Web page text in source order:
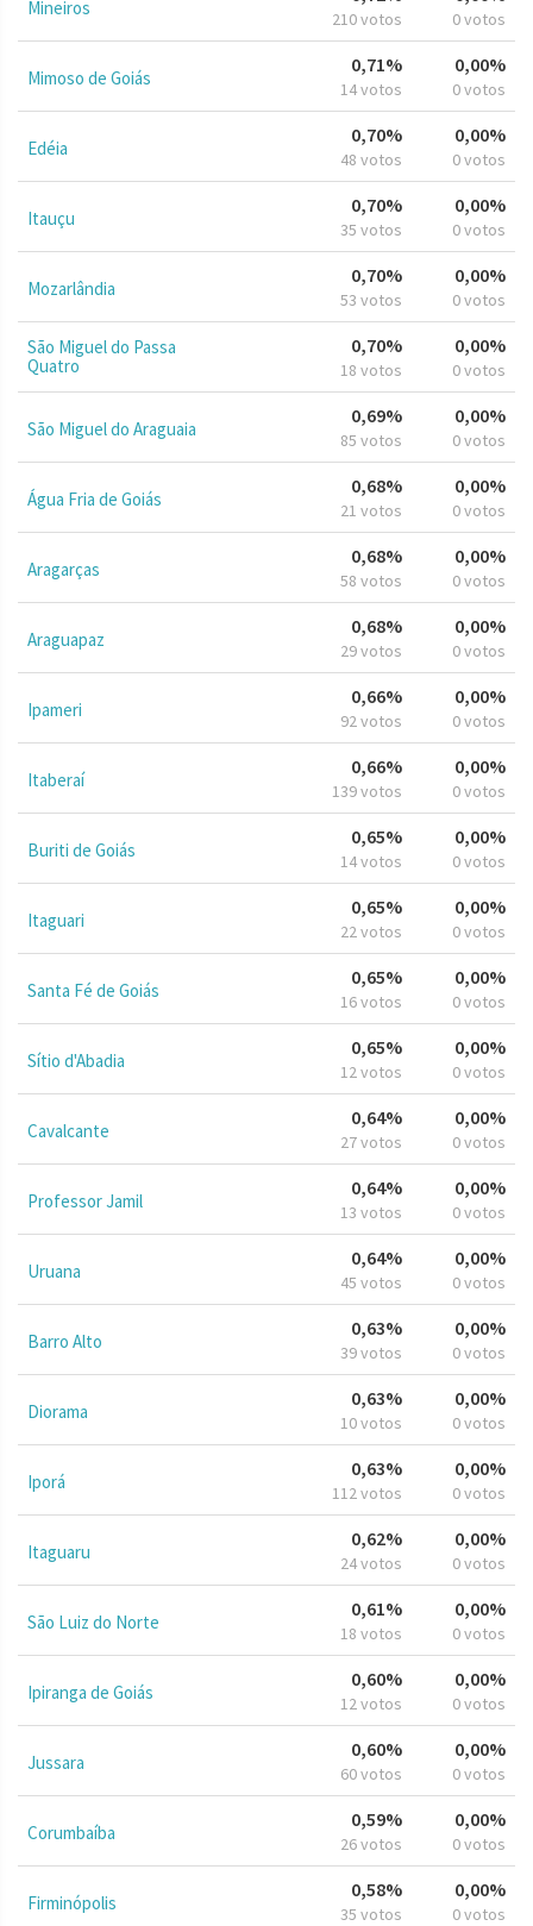
Mineiros 210 votos 0 votos
Mimoso de Goiás
0,71%
14 votos
0,00%
0 votos
Edéia
0,70%
48 votos
0,00%
0 votos
Itauçu
0,70%
35 votos
0,00%
0 votos
Mozarlândia
0,70%
53 votos
0,00%
0 votos
São Miguel do Passa
Quatro
0,70%
18 votos
0,00%
0 votos
São Miguel do Araguaia
0,69%
85 votos
0,00%
0 votos
Água Fria de Goiás
0,68%
21 votos
0,00%
0 votos
Aragarças
0,68%
58 votos
0,00%
0 votos
Araguapaz
0,68%
29 votos
0,00%
0 votos
Ipameri
0,66%
92 votos
0,00%
0 votos
Itaberaí
0,66%
139 votos
0,00%
0 votos
Buriti de Goiás
0,65%
14 votos
0,00%
0 votos
Itaguari
0,65%
22 votos
0,00%
0 votos
Santa Fé de Goiás
0,65%
16 votos
0,00%
0 votos
Sítio d'Abadia
0,65%
12 votos
0,00%
0 votos
Cavalcante
0,64%
27 votos
0,00%
0 votos
Professor Jamil
0,64%
13 votos
0,00%
0 votos
Uruana
0,64%
45 votos
0,00%
0 votos
Barro Alto
0,63%
39 votos
0,00%
0 votos
Diorama
0,63%
10 votos
0,00%
0 votos
Iporá
0,63%
112 votos
0,00%
0 votos
Itaguaru
0,62%
24 votos
0,00%
0 votos
São Luiz do Norte
0,61%
18 votos
0,00%
0 votos
Ipiranga de Goiás
0,60%
12 votos
0,00%
0 votos
Jussara
0,60%
60 votos
0,00%
0 votos
Corumbaíba
0,59%
26 votos
0,00%
0 votos
Firminópolis
0,58%
35 votos
0,00%
0 votos